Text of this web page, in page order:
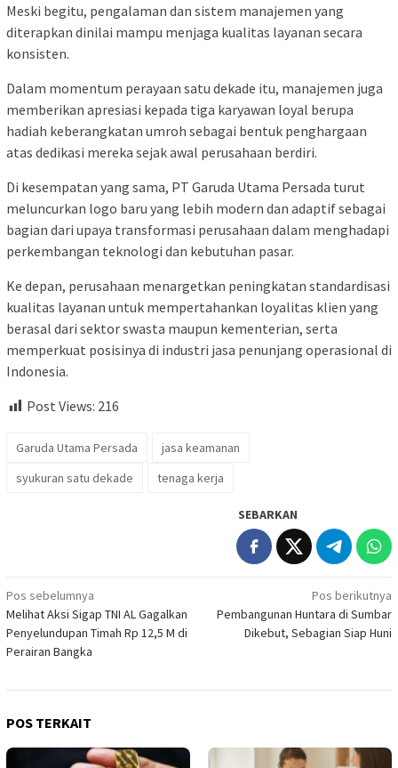
Meski begitu, pengalaman dan sistem manajemen yang
diterapkan dinilai mampu menjaga kualitas layanan secara
konsisten.
Dalam momentum perayaan satu dekade itu, manajemen juga
memberikan apresiasi kepada tiga karyawan loyal berupa
hadiah keberangkatan umroh sebagai bentuk penghargaan
atas dedikasi mereka sejak awal perusahaan berdiri.
Di kesempatan yang sama, PT Garuda Utama Persada turut
meluncurkan logo baru yang lebih modern dan adaptif sebagai
bagian dari upaya transformasi perusahaan dalam menghadapi
perkembangan teknologi dan kebutuhan pasar.
Ke depan, perusahaan menargetkan peningkatan standardisasi
kualitas layanan untuk mempertahankan loyalitas klien yang
berasal dari sektor swasta maupun kementerian, serta
memperkuat posisinya di industri jasa penunjang operasional di
Indonesia.
Post Views: 216
Garuda Utama Persada
jasa keamanan
syukuran satu dekade
tenaga kerja
SEBARKAN
Navigasi
pos
Pos sebelumnya
Melihat Aksi Sigap TNI AL Gagalkan
Penyelundupan Timah Rp 12,5 M di
Perairan Bangka
Pos berikutnya
Pembangunan Huntara di Sumbar
Dikebut, Sebagian Siap Huni
POS TERKAIT